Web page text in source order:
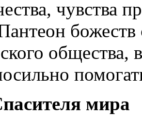
чувства
мира